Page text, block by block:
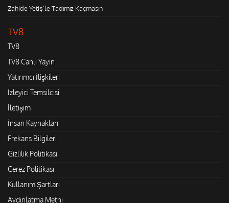
Zahide Yetiş'le Tadımız Kaçmasın
TV8
TV8
TV8 Canlı Yayın
Yatırımcı İlişkileri
İzleyici Temsilcisi
İletişim
İnsan Kaynakları
Frekans Bilgileri
Gizlilik Politikası
Çerez Politikası
Kullanım Şartları
Aydınlatma Metni